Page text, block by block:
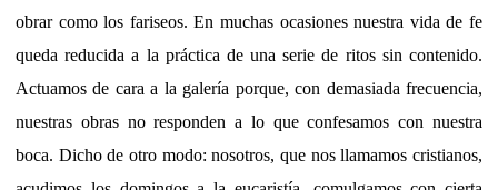
obrar como los fariseos. En muchas ocasiones nuestra vida de fe
queda reducida a la práctica de una serie de ritos sin contenido.
Actuamos de cara a la galería porque, con demasiada frecuencia,
nuestras obras no responden a lo que confesamos con nuestra
boca. Dicho de otro modo: nosotros, que nos llamamos cristianos,